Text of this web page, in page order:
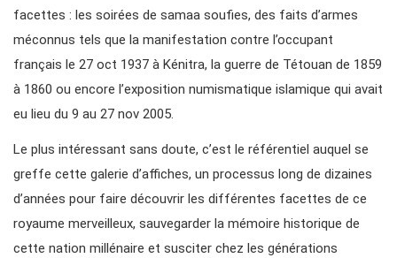
facettes : les soirées de samaa soufies, des faits d’armes
méconnus tels que la manifestation contre l’occupant
français le 27 oct 1937 à Kénitra, la guerre de Tétouan de 1859
à 1860 ou encore l’exposition numismatique islamique qui avait
eu lieu du 9 au 27 nov 2005.
Le plus intéressant sans doute, c’est le référentiel auquel se
greffe cette galerie d’affiches, un processus long de dizaines
d’années pour faire découvrir les différentes facettes de ce
royaume merveilleux, sauvegarder la mémoire historique de
cette nation millénaire et susciter chez les générations